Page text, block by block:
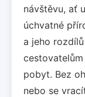
návštěvu, ať
úchvatné
a jeho
pobyt. Bez
nebo se